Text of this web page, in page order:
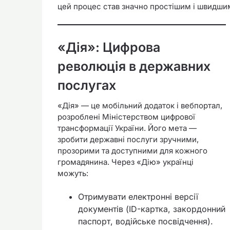
цей процес став значно простішим і
«Дія»: Цифрова
революція в державних
послугах
«Дія» — це мобільний додаток і вебпортал,
розроблені Міністерством цифрової
трансформації України. Його мета —
зробити державні послуги зручними,
прозорими та доступними для кожного
громадянина. Через «Дію» українці
можуть:
Отримувати електронні версії
документів (ID-картка, закордонний
паспорт, водійське посвідчення).